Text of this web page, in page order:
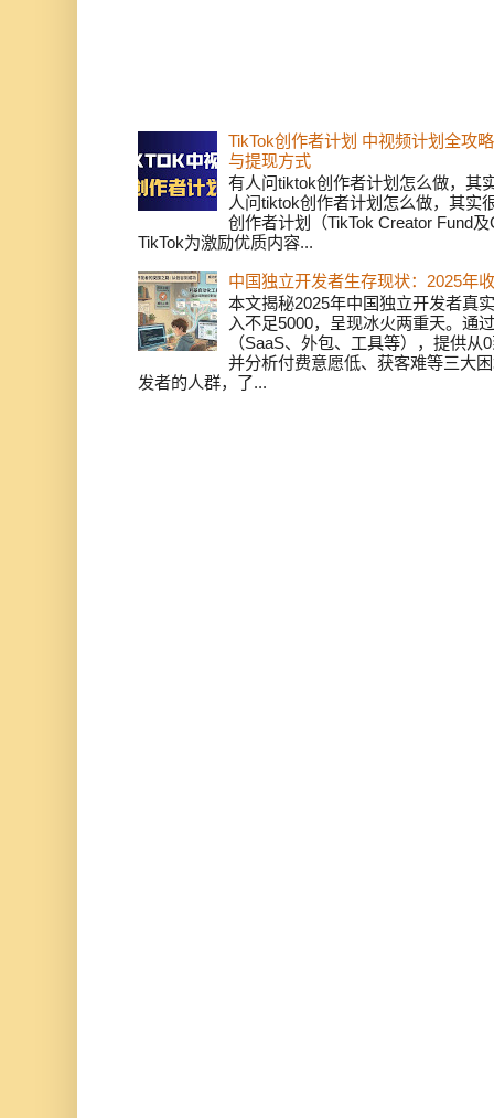
TikTok创作者计划 中视频计划全攻
与提现方式
有人问tiktok创作者计划怎么做，其
人问tiktok创作者计划怎么做，其实
创作者计划（TikTok Creator Fund
TikTok为激励优质内容...
中国独立开发者生存现状：2025年
本文揭秘2025年中国独立开发者真
入不足5000，呈现冰火两重天。通
（SaaS、外包、工具等），提供
并分析付费意愿低、获客难等三大
发者的人群，了...